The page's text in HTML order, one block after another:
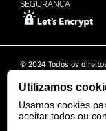
SEGURANÇA
© 2024 Todos os
Rua Tapajós n° 481-
Utilizamos
Usamos cookies
aceitar todos ou